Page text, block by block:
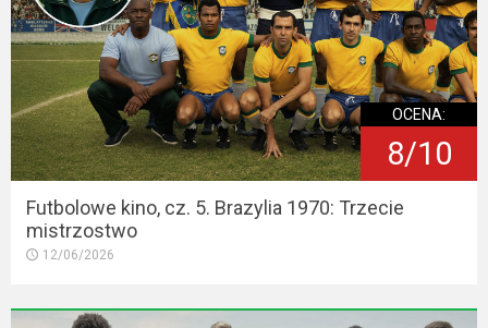
OCENA:
8/10
Futbolowe kino, cz. 5. Brazylia 1970: Trzecie
mistrzostwo
12/06/2026